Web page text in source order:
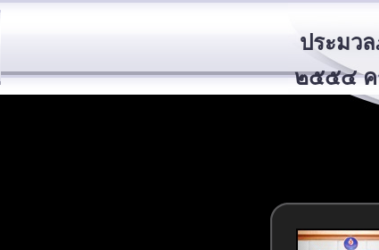
ประมว
๒๕๕๔ ค